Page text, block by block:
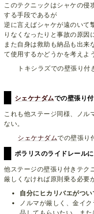
このテクニックはシャケの侵
する手段であるが
逆に言えばシャケが遠のいて
りなくなったりと事故の原因
また自身は救助も納品も出来
て使用するかどうかを考えよ
トキシラズでの壁張り付
シェケナダムでの壁張り
これも他ステージ同様、ノル
ない。
シェケナダムでの壁張り
ポラリスのライドレール
他ステージの壁張り付きテク
厳しくなければ原則乗る必要
自分にヒカリバエがつい
ノルマが厳しく、金イ